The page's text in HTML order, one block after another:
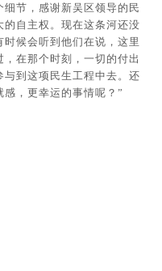
节，感谢新吴区领导的民
自主权。现在这条河还没
候会听到他们在说，这里
在那个时刻，一切的付出
到这项民生工程中去。还
，更幸运的事情呢？”